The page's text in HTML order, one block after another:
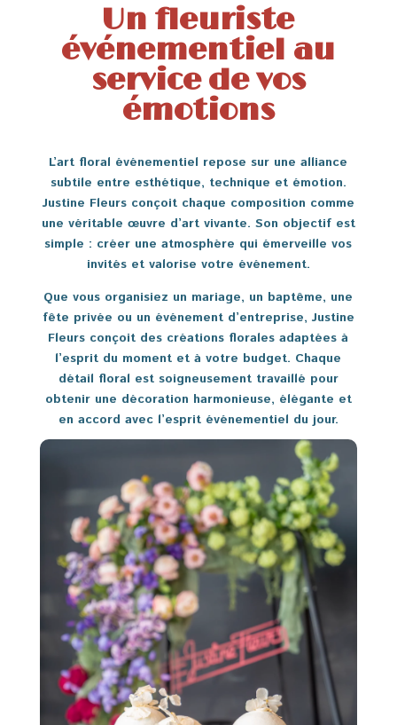
Un fleuriste
événementiel au
service de vos
émotions
L’art floral événementiel repose sur une alliance
subtile entre esthétique, technique et émotion.
Justine Fleurs conçoit chaque composition comme
une véritable œuvre d’art vivante. Son objectif est
simple : créer une atmosphère qui émerveille vos
invités et valorise votre événement.
Que vous organisiez un mariage, un baptême, une
fête privée ou un événement d’entreprise, Justine
Fleurs conçoit des créations florales adaptées à
l’esprit du moment et à votre budget. Chaque
détail floral est soigneusement travaillé pour
obtenir une décoration harmonieuse, élégante et
en accord avec l’esprit événementiel du jour.